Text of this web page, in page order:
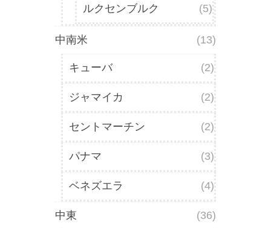
ルクセンブルク (5)
中南米 (13)
キューバ (2)
ジャマイカ (2)
セントマーチン (2)
パナマ (3)
ベネズエラ (4)
中東 (36)